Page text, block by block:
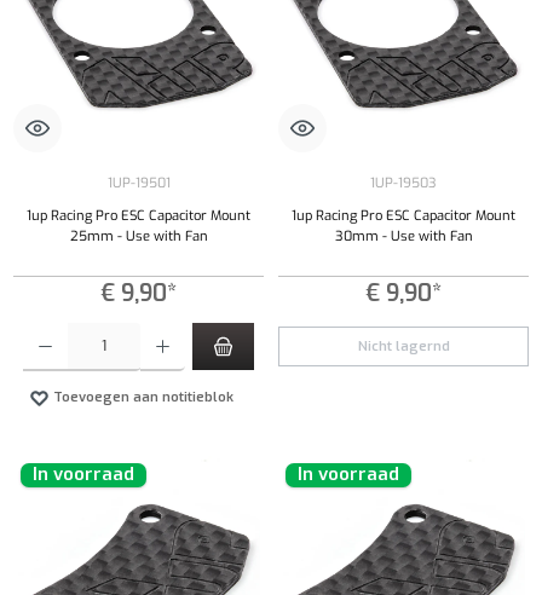
1UP-19501
1up Racing Pro ESC Capacitor Mount
25mm - Use with Fan
€ 9,90*
Producthoeveelheid: Voer de gewenste hoeveelheid in of gebruik de knoppen om de
Toevoegen aan notitieblok
1UP-19503
1up Racing Pro ESC Capacitor Mount
30mm - Use with Fan
€ 9,90*
Nicht lagernd
In voorraad In voorraad